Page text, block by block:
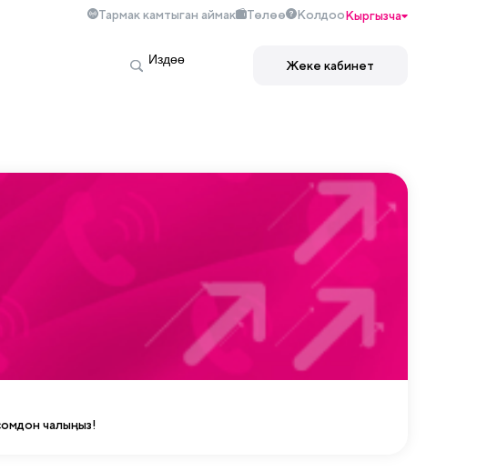
Тармак камтыган аймак Төлөө КолдооКыргызча
Жеке кабинет
чалыӊыз!